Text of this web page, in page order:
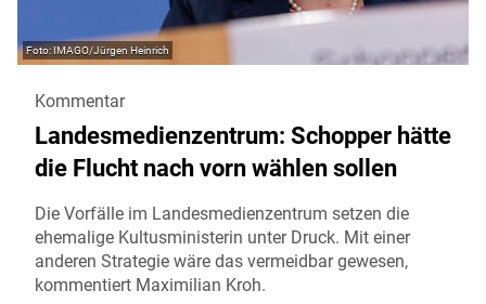
IMAGO/Jürgen Heinrich
Kommentar
Landesmedienzentrum: Schopper hätte
die Flucht nach vorn wählen sollen
Die Vorfälle im Landesmedienzentrum setzen die
ehemalige Kultusministerin unter Druck. Mit einer
anderen Strategie wäre das vermeidbar gewesen,
kommentiert Maximilian Kroh.